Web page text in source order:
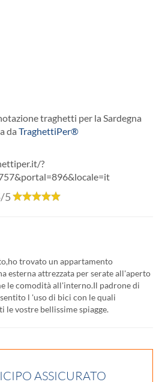
traghetti per la Sardegna
da TraghettiPer®
?
/5
trovato un appartamento
esterna attrezzata per serate all'aperto
le comodità all'interno.Il padrone di
l 'uso di bici con le quali
le vostre bellissime spiagge.
ASSICURATO